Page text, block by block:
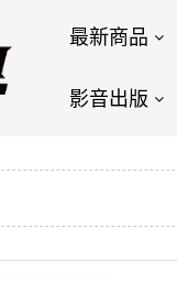
最新商品
影音出版